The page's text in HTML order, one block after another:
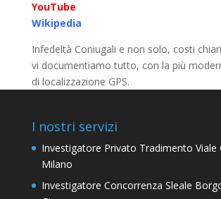
YouTube
Wikipedia
Infedeltà Coniugali e non solo, costi
vi documentiamo tutto, con la più
di localizzazione GPS.
I nostri servizi
Investigatore Privato Tradimento Viale
Milano
Investigatore Concorrenza Sleale